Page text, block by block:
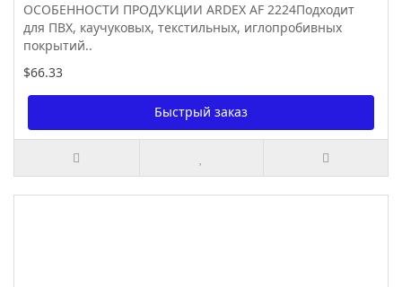
ОСОБЕННОСТИ ПРОДУКЦИИ ARDEX AF 2224Подходит
для ПВХ, каучуковых, текстильных, иглопробивных
покрытий..
$66.33
Быстрый заказ